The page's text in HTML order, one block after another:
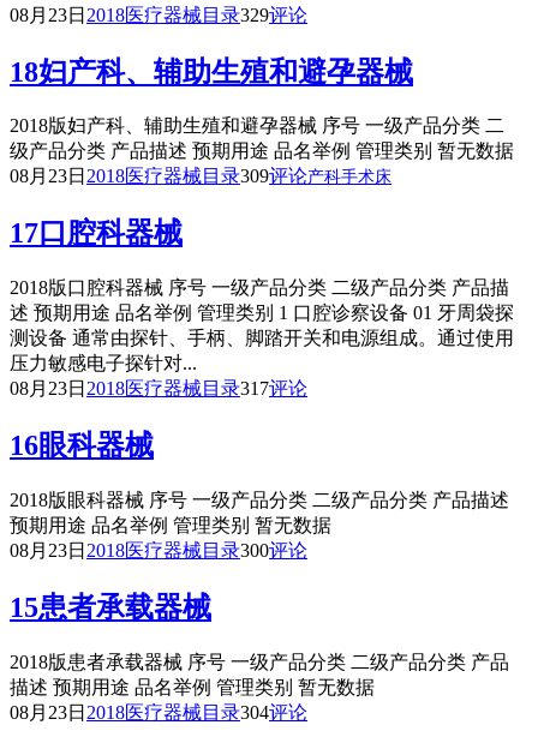
08月23日 2018医疗器械目录329评论
18妇产科、辅助生殖和避孕器械
2018版妇产科、辅助生殖和避孕器械 序号 一级产品分类 二
级产品分类 产品描述 预期用途 品名举例 管理类别 暂无数据
08月23日 2018医疗器械目录309评论产科手术床
17口腔科器械
2018版口腔科器械 序号 一级产品分类 二级产品分类 产品描
述 预期用途 品名举例 管理类别 1 口腔诊察设备 01 牙周袋探
测设备 通常由探针、手柄、脚踏开关和电源组成。通过使用
压力敏感电子探针对...
08月23日 2018医疗器械目录317评论
16眼科器械
2018版眼科器械 序号 一级产品分类 二级产品分类 产品描述
预期用途 品名举例 管理类别 暂无数据
08月23日 2018医疗器械目录300评论
15患者承载器械
2018版患者承载器械 序号 一级产品分类 二级产品分类 产品
描述 预期用途 品名举例 管理类别 暂无数据
08月23日 2018医疗器械目录304评论